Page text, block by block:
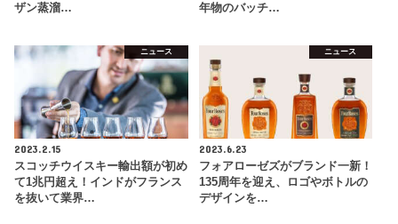
ザン蒸溜…
年物のバッチ…
ニュース
2023.2.15
スコッチウイスキー輸出額が初め
て1兆円超え！インドがフランス
を抜いて業界…
ニュース
2023.6.23
フォアローゼズがブランド一新！
135周年を迎え、ロゴやボトルの
デザインを…